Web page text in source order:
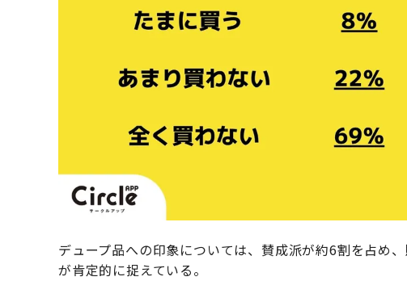
デュープ品への印象については、賛成派が約6割を占め
が肯定的に捉えている。